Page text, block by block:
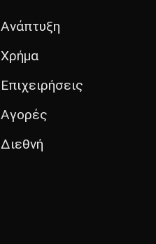
Ανάπτυξη
Χρήμα
Επιχειρήσεις
Αγορές
Διεθνή